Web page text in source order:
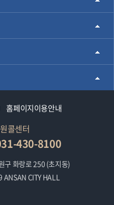
홈페이지이용안내
콜센터
430-8100
구 화랑로 250 (초지동)
CITY HALL